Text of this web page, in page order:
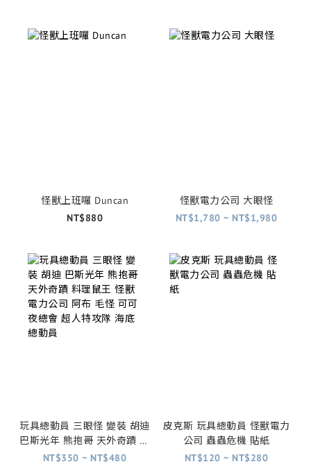
怪獸上班囉 Duncan
NT$880
怪獸電力公司 大眼怪
NT$1,780 ~ NT$1,980
玩具總動員 三眼怪 變裝 胡迪
巴斯光年 熊抱哥 天外奇蹟 料
理鼠王 怪獸電力公司 阿布 毛
NT$350 ~ NT$480
皮克斯 玩具總動員 怪獸電力
公司 蟲蟲危機 貼紙
NT$120 ~ NT$280